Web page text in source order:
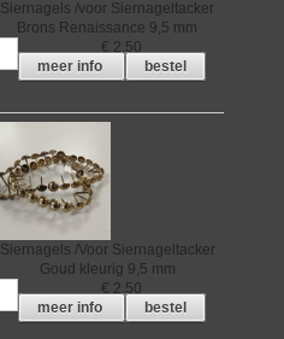
Siernagels /voor Siernageltacker
Brons Renaissance 9,5 mm
€ 2,50
meer info
bestel
Siernagels /Voor Siernageltacker
Goud kleurig 9,5 mm
€ 2,50
meer info
bestel